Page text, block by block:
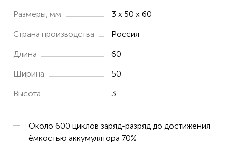
Размеры, мм 3 x 50 x 60
Страна производства Россия
Длина 60
Ширина 50
Высота 3
Около 600 циклов заряд-разряд до достижения
ёмкостью аккумулятора 70%